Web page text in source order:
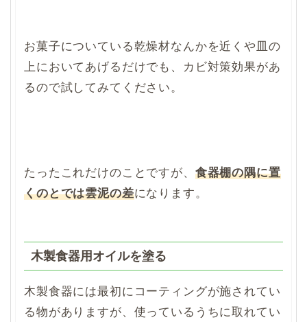
お菓子についている乾燥材なんかを近くや皿の
上においてあげるだけでも、カビ対策効果があ
るので試してみてください。
たったこれだけのことですが、 食器棚の隅に置
くのとでは雲泥の差になります。
木製食器用オイルを塗る
木製食器には最初にコーティングが施されてい
る物がありますが、使っているうちに取れてい